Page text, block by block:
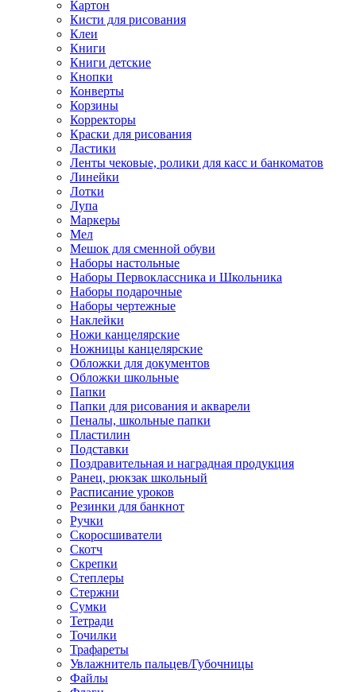
Картон
Кисти для рисования
Клеи
Книги
Книги детские
Кнопки
Конверты
Корзины
Корректоры
Краски для рисования
Ластики
Ленты чековые, ролики для касс и банкоматов
Линейки
Лотки
Лупа
Маркеры
Мел
Мешок для сменной обуви
Наборы настольные
Наборы Первоклассника и Школьника
Наборы подарочные
Наборы чертежные
Наклейки
Ножи канцелярские
Ножницы канцелярские
Обложки для документов
Обложки школьные
Папки
Папки для рисования и акварели
Пеналы, школьные папки
Пластилин
Подставки
Поздравительная и наградная продукция
Ранец, рюкзак школьный
Расписание уроков
Резинки для банкнот
Ручки
Скоросшиватели
Скотч
Скрепки
Степлеры
Стержни
Сумки
Тетради
Точилки
Трафареты
Увлажнитель пальцев/Губочницы
Файлы